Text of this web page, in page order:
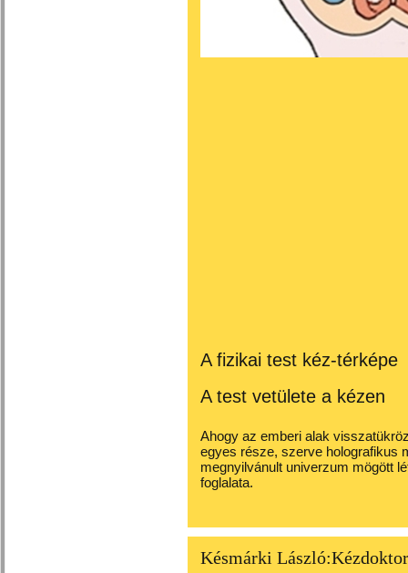
A fizikai test kéz-térképe
A test vetülete a kézen
Ahogy az emberi alak
egyes része, szerve holografikus
megnyilvánult univerzum mögött
foglalata.
Késmárki László:Kézdoktor